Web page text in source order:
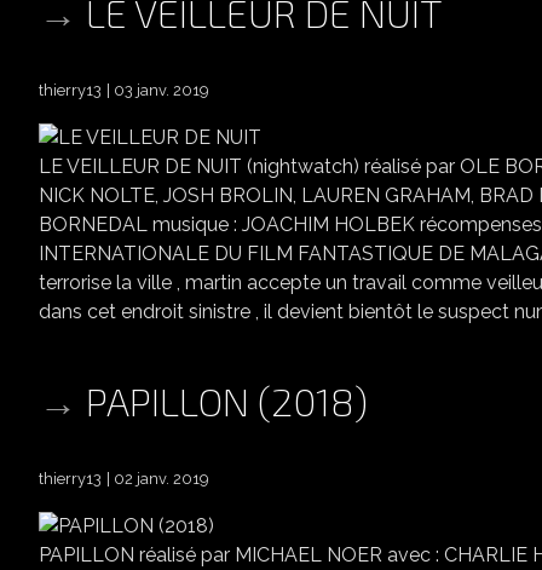
LE VEILLEUR DE NUIT
thierry13 03 janv. 2019
LE VEILLEUR DE NUIT (nightwatch) réalisé par OLE
NICK NOLTE, JOSH BROLIN, LAUREN GRAHAM,
BORNEDAL musique : JOACHIM HOLBEK
INTERNATIONALE DU FILM FANTASTIQUE DE
terrorise la ville , martin accepte un travail comme
dans cet endroit sinistre , il devient bientôt le suspect
PAPILLON (2018)
thierry13 02 janv. 2019
PAPILLON réalisé par MICHAEL NOER avec :